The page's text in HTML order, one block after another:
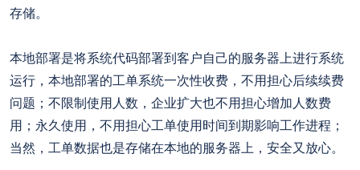
存储。
本地部署是将系统代码部署到客户自己的服务器上进行系统
运行，本地部署的工单系统一次性收费，不用担心后续续费
问题；不限制使用人数，企业扩大也不用担心增加人数费
用；永久使用，不用担心工单使用时间到期影响工作进程；
当然，工单数据也是存储在本地的服务器上，安全又放心。